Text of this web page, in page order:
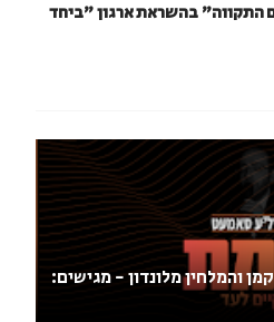
התקווה״ בהשראת ארגון "ביחד
והמלחין מלונדון - מגישים: